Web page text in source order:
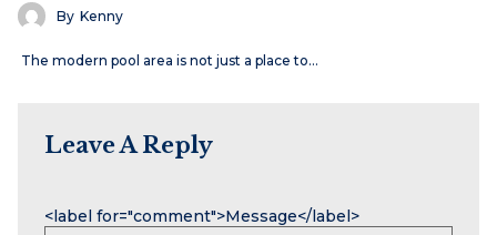
By Kenny
The modern pool area is not just a place to…
Leave A Reply
<label for="comment">Message</label>